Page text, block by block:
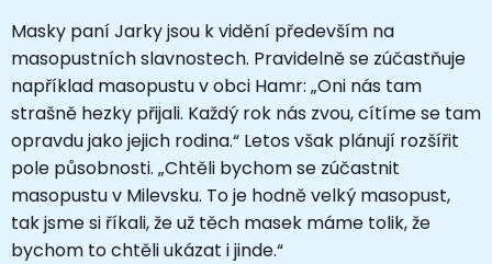
Masky paní Jarky jsou k vidění především na
masopustních slavnostech. Pravidelně se zúčastňuje
například masopustu v obci Hamr: „Oni nás tam
strašně hezky přijali. Každý rok nás zvou, cítíme se tam
opravdu jako jejich rodina.“ Letos však plánují rozšířit
pole působnosti. „Chtěli bychom se zúčastnit
masopustu v Milevsku. To je hodně velký masopust,
tak jsme si říkali, že už těch masek máme tolik, že
bychom to chtěli ukázat i jinde.“